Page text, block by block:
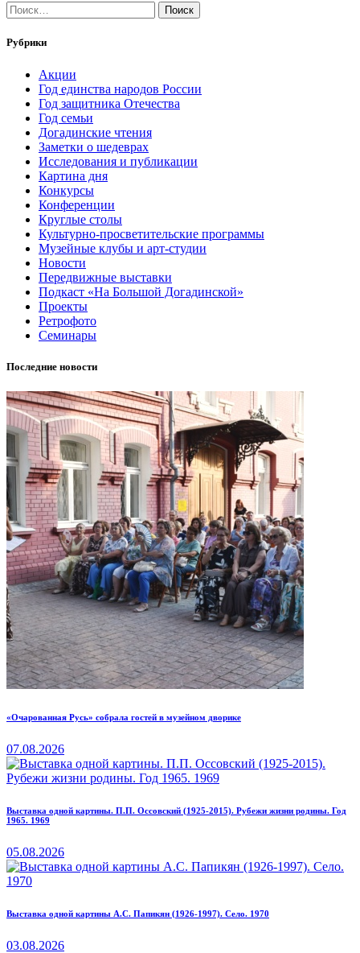
Найти:
Рубрики
Акции
Год единства народов России
Год защитника Отечества
Год семьи
Догадинские чтения
Заметки о шедеврах
Исследования и публикации
Картина дня
Конкурсы
Конференции
Круглые столы
Культурно-просветительские программы
Музейные клубы и арт-студии
Новости
Передвижные выставки
Подкаст «На Большой Догадинской»
Проекты
Ретрофото
Семинары
Последние новости
«Очарованная Русь» собрала гостей в музейном дворике
07.08.2026
Выставка одной картины. П.П. Оссовский (1925-2015). Рубежи жизни родины. Год
1965. 1969
05.08.2026
Выставка одной картины А.С. Папикян (1926-1997). Село. 1970
03.08.2026